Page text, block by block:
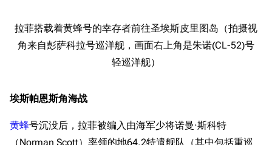
拉菲搭载着黄蜂号的幸存者前往圣埃斯皮里图岛（拍摄视
角来自彭萨科拉号巡洋舰，画面右上角是朱诺(CL-52)号
轻巡洋舰）
埃斯帕恩斯角海战
黄蜂号沉没后，拉菲被编入由海军少将诺曼·斯科特
（Norman Scott）率领的地64.2特遣舰队（其中包括重巡